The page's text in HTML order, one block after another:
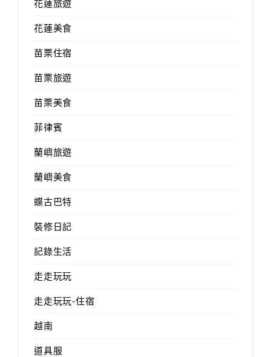
花蓮旅遊
花蓮美食
苗栗住宿
苗栗旅遊
苗栗美食
菲律賓
蘭嶼旅遊
蘭嶼美食
蝶古巴特
裝修日記
記錄生活
走走玩玩
走走玩玩-住宿
越南
道具服